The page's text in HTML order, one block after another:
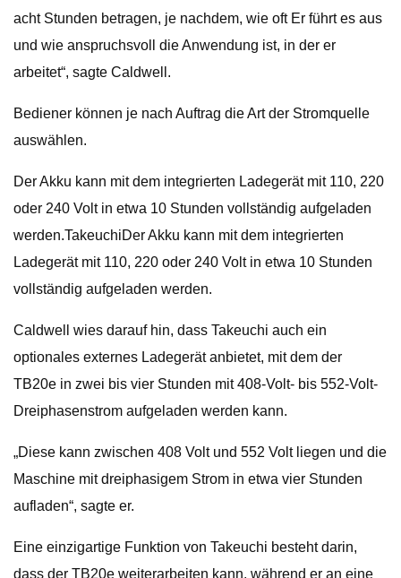
acht Stunden betragen, je nachdem, wie oft Er führt es aus
und wie anspruchsvoll die Anwendung ist, in der er
arbeitet“, sagte Caldwell.
Bediener können je nach Auftrag die Art der Stromquelle
auswählen.
Der Akku kann mit dem integrierten Ladegerät mit 110, 220
oder 240 Volt in etwa 10 Stunden vollständig aufgeladen
werden.TakeuchiDer Akku kann mit dem integrierten
Ladegerät mit 110, 220 oder 240 Volt in etwa 10 Stunden
vollständig aufgeladen werden.
Caldwell wies darauf hin, dass Takeuchi auch ein
optionales externes Ladegerät anbietet, mit dem der
TB20e in zwei bis vier Stunden mit 408-Volt- bis 552-Volt-
Dreiphasenstrom aufgeladen werden kann.
„Diese kann zwischen 408 Volt und 552 Volt liegen und die
Maschine mit dreiphasigem Strom in etwa vier Stunden
aufladen“, sagte er.
Eine einzigartige Funktion von Takeuchi besteht darin,
dass der TB20e weiterarbeiten kann, während er an eine